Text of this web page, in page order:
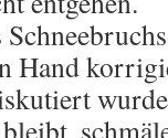
Hand